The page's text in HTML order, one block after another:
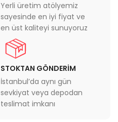
Yerli üretim atölyemiz
sayesinde en iyi fiyat ve
en üst kaliteyi sunuyoruz
STOKTAN GÖNDERİM
İstanbul’da aynı gün
sevkiyat veya depodan
teslimat imkanı